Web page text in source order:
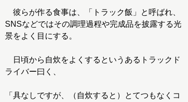
彼らが作る食事は、「トラック飯」と呼ばれ、
SNSなどではその調理過程や完成品を披露する光
景をよく目にする。
日頃から自炊をよくするというあるトラックド
ライバー曰く、
「具なしですが、（自炊すると）とてつもなくコ